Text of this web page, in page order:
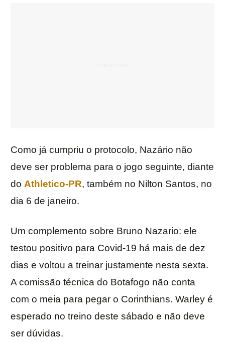
Como já cumpriu o protocolo, Nazário não
deve ser problema para o jogo seguinte, diante
do Athletico-PR, também no Nilton Santos, no
dia 6 de janeiro.
Um complemento sobre Bruno Nazario: ele
testou positivo para Covid-19 há mais de dez
dias e voltou a treinar justamente nesta sexta.
A comissão técnica do Botafogo não conta
com o meia para pegar o Corinthians. Warley é
esperado no treino deste sábado e não deve
ser dúvidas.